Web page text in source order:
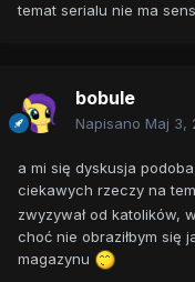
temat serialu nie ma
bobule
Napisano Maj 3,
a mi się dyskusja
ciekawych rzeczy na
zwyzywał od katolików,
choć nie obraziłbym się
magazynu